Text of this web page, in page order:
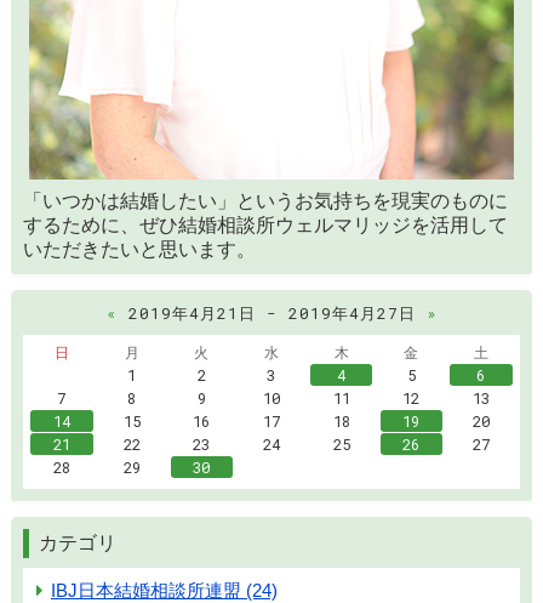
「いつかは結婚したい」というお気持ちを現実のものに
するために、ぜひ結婚相談所ウェルマリッジを活用して
いただきたいと思います。
« 2019年4月21日 - 2019年4月27日
»
日
月 火 水 木 金
土
1
2 3 4 5
6
7
8 9 10 11 12
13
14
15 16 17 18 19
20
21
22 23 24 25 26
27
28
29 30
カテゴリ
IBJ日本結婚相談所連盟 (24)